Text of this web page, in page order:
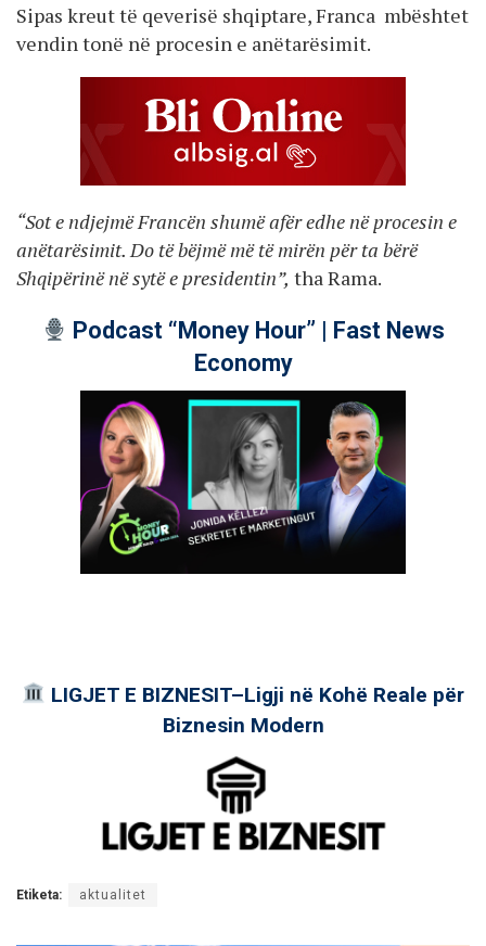
Sipas kreut të qeverisë shqiptare, Franca mbështet
vendin tonë në procesin e anëtarësimit.
“Sot e ndjejmë Francën shumë afër edhe në procesin e
anëtarësimit. Do të bëjmë më të mirën për ta bërë
Shqipërinë në sytë e presidentin”, tha Rama.
Podcast “Money Hour” | Fast News
Economy
LIGJET E BIZNESIT–Ligji në Kohë Reale për
Biznesin Modern
Etiketa: aktualitet